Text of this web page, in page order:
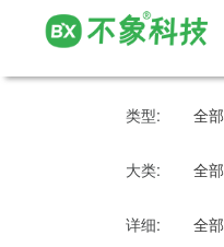
类型: 全部
大类: 全部
详细: 全部